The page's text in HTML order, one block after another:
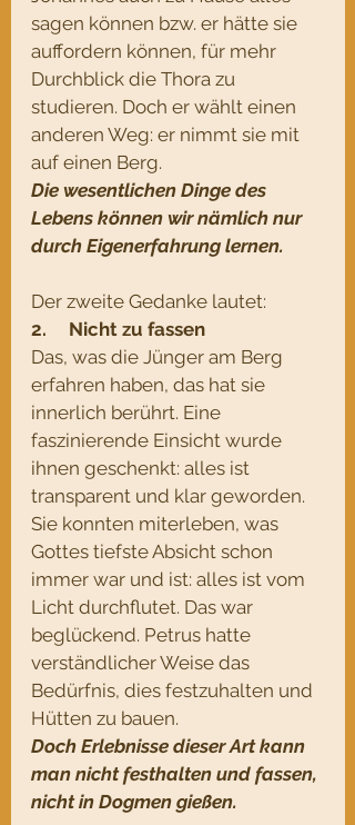
sagen können bzw. er hätte sie
auffordern können, für mehr
Durchblick die Thora zu
studieren. Doch er wählt einen
anderen Weg: er nimmt sie mit
auf einen Berg.
Die wesentlichen Dinge des
Lebens können wir nämlich nur
durch Eigenerfahrung lernen.
Der zweite Gedanke lautet:
2.     Nicht zu fassen
Das, was die Jünger am Berg
erfahren haben, das hat sie
innerlich berührt. Eine
faszinierende Einsicht wurde
ihnen geschenkt: alles ist
transparent und klar geworden.
Sie konnten miterleben, was
Gottes tiefste Absicht schon
immer war und ist: alles ist vom
Licht durchflutet. Das war
beglückend. Petrus hatte
verständlicher Weise das
Bedürfnis, dies festzuhalten und
Hütten zu bauen.
Doch Erlebnisse dieser Art kann
man nicht festhalten und fassen,
nicht in Dogmen gießen.